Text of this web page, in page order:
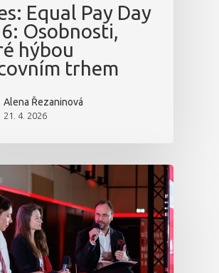
Equal Pay Day
Osobnosti,
hýbou
trhem
Alena Řezaninová
21. 4. 2026